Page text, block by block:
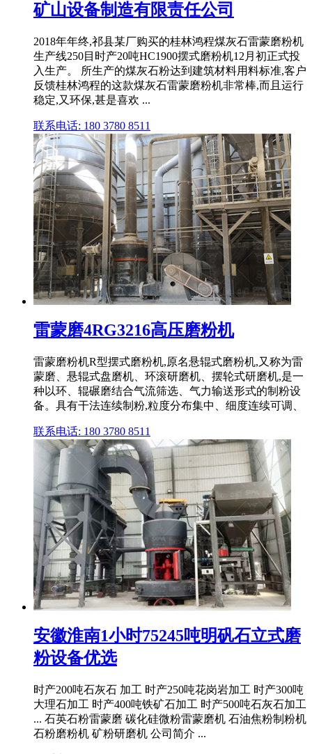
矿山设备制造有限责任公司
2018年年终,祁县某厂购买的桂林鸿程煤灰石雷蒙磨粉机
生产线250目时产20吨HC1900摆式磨粉机12月初正式投
入生产。 所生产的煤灰石粉达到建筑材料用料标准,客户
反馈桂林鸿程的这款煤灰石雷蒙磨粉机非常棒,而且运行
稳定,又环保,甚是喜欢 ...
联系电话: 180 3780 8511
雷蒙磨4RG3216高压磨粉机
雷蒙磨粉机R型摆式磨粉机,原名悬辊式磨粉机,又称为雷
蒙磨、悬辊式盘磨机、环滚研磨机、摆轮式研磨机,是一
种以环、辊碾磨结合气流筛选、气力输送形式的制粉设
备。具有干法连续制粉,粒度分布集中、细度连续可调、
联系电话: 180 3780 8511
安徽淮南1小时75245吨明矾石立式磨
粉设备优选
时产200吨石灰石 加工 时产250吨花岗岩加工 时产300吨
大理石加工 时产400吨铁矿石加工 时产500吨石灰石加工
... 石英石粉雷蒙磨 碳化硅微粉雷蒙磨机 石油焦粉制粉机
石粉磨粉机 矿粉研磨机 公司简介 ...